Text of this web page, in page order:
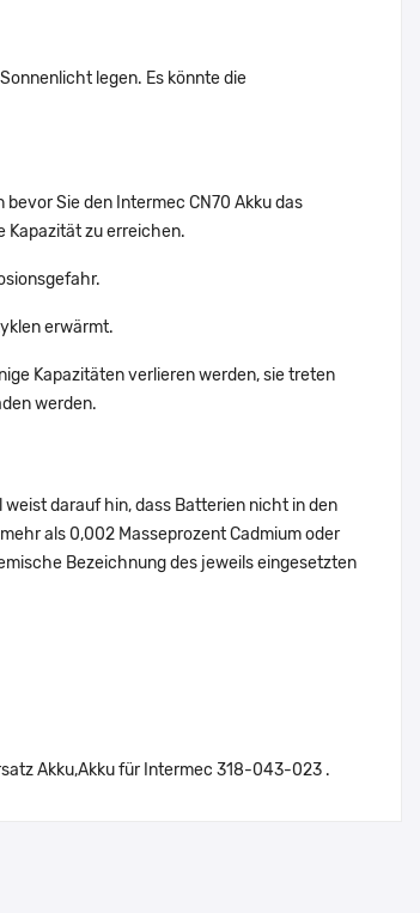
legen. Es könnte die
Sie den Intermec CN70 Akku das
Kapazität zu erreichen.
erwärmt.
Kapazitäten verlieren werden, sie treten
werden.
darauf hin, dass Batterien nicht in den
als 0,002 Masseprozent Cadmium oder
Bezeichnung des jeweils eingesetzten
Akku,Akku für Intermec 318-043-023 .